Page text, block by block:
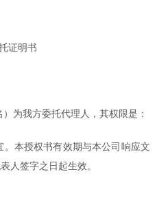
证明书
）为我方委托代理人，其权限是：
。本授权书有效期与本公司响应文
人签字之日起生效。